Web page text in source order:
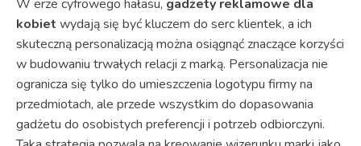
W erze cyfrowego hałasu, gadżety reklamowe dla
kobiet wydają się być kluczem do serc klientek, a ich
skuteczną personalizacją można osiągnąć znaczące korzyści
w budowaniu trwałych relacji z marką. Personalizacja nie
ogranicza się tylko do umieszczenia logotypu firmy na
przedmiotach, ale przede wszystkim do dopasowania
gadżetu do osobistych preferencji i potrzeb odbiorczyni.